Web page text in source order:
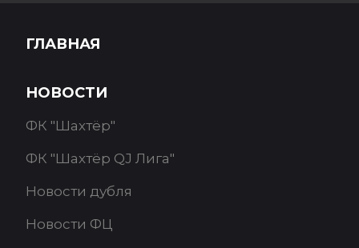
ГЛАВНАЯ
НОВОСТИ
ФК "Шахтёр"
ФК "Шахтёр QJ Лига"
Новости дубля
Новости ФЦ